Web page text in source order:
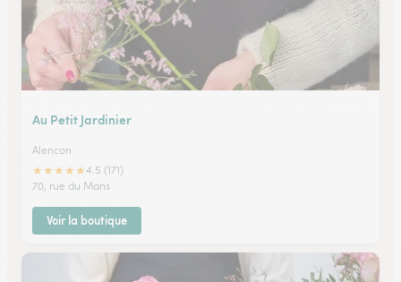
Au Petit Jardinier
Alencon
★★★★★4.5 (171)
70, rue du Mans
Voir la boutique